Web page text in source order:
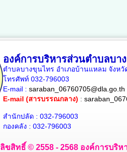
องค์การบริหารส่วนตำบลบา
ตำบลบางขุนไทร อำเภอบ้านแหลม จังหวั
โทรศัพท์ 032-796003
E-mail : saraban_06760705@dla.go.th
E-mail (สารบรรณกลาง) :
สำนักปลัด : 032-796003
กองคลัง : 032-796003
ลิขสิทธิ์ © 2558 - 2568 องค์การบริ